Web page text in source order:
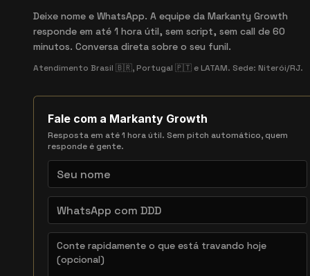
Deixe nome e WhatsApp. A equipe da Markanty Growth
responde em até 1 hora útil, sem script, sem call de 60
minutos. Conversa direta sobre o seu funil.
Atendimento Brasil 🇧🇷, Portugal 🇵🇹 e LATAM. Sede: Niterói/RJ.
Fale com a Markanty Growth
Resposta em até 1 hora útil. Sem pitch automático, quem
responde é gente.